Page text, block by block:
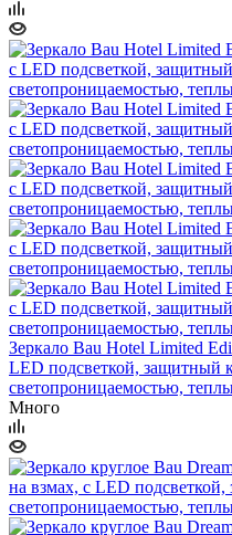
Зеркало Bau Hotel Limited
LED подсветкой, защитный
светопроницаемостью,
Много